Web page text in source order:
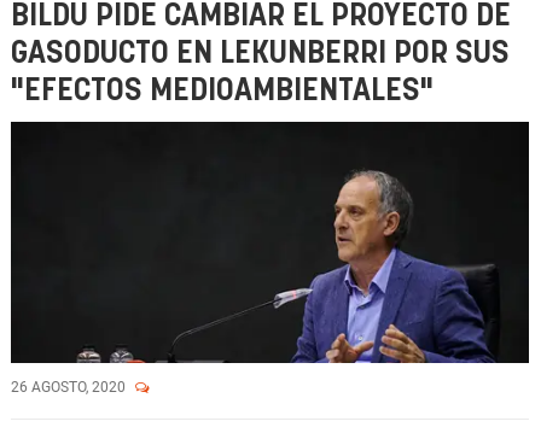
BILDU PIDE CAMBIAR EL PROYECTO DE
GASODUCTO EN LEKUNBERRI POR SUS
"EFECTOS MEDIOAMBIENTALES"
26 AGOSTO, 2020